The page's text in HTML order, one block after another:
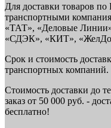
Для доставки товаров
транспортными
«ТАТ», «Деловые
«СДЭК», «КИТ»,
Срок и стоимость
транспортных компаний.
Стоимость доставки до
заказ от 50 000 руб. -
бесплатно!